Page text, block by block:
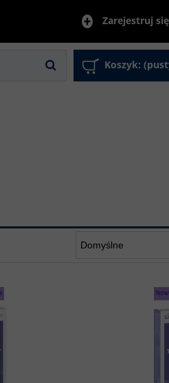
Zarejestruj się
Koszyk: